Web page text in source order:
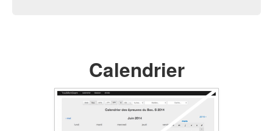
Calendrier